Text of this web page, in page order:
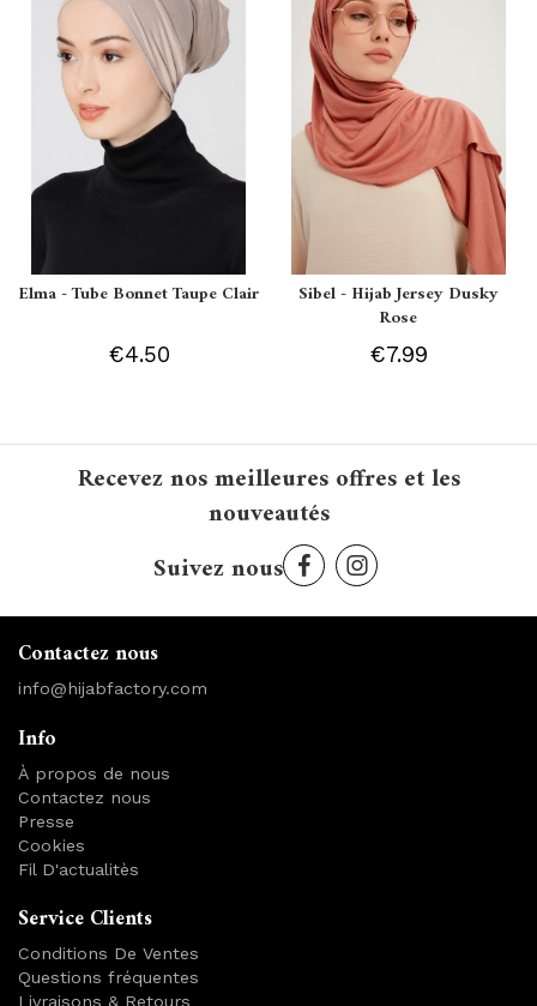
Elma - Tube Bonnet Taupe Clair
€4.50
Sibel - Hijab Jersey Dusky
Rose
€7.99
Recevez nos meilleures offres et les
nouveautés
Suivez nous
Contactez nous
info@hijabfactory.com
Info
À propos de nous
Contactez nous
Presse
Cookies
Fil D'actualitès
Service Clients
Conditions De Ventes
Questions fréquentes
Livraisons & Retours